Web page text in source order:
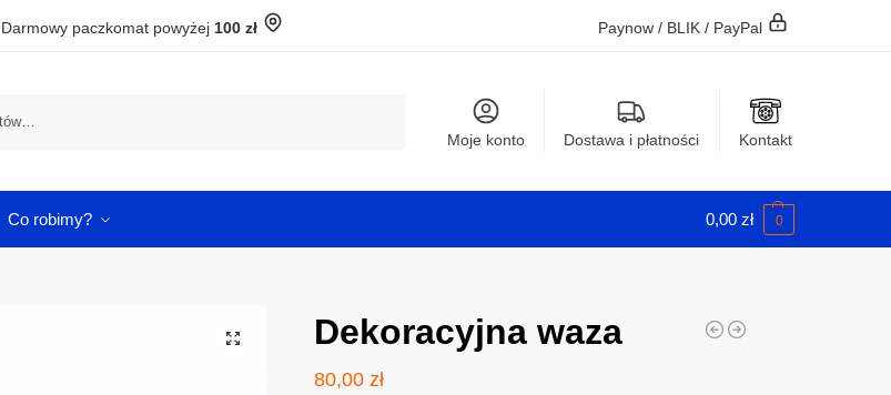
Darmowy paczkomat powyżej 100 zł Paynow / BLIK / PayPal
Moje konto Dostawa i płatności Kontakt
Co robimy? 0,00 zł 0
Dekoracyjna waza
80,00zł